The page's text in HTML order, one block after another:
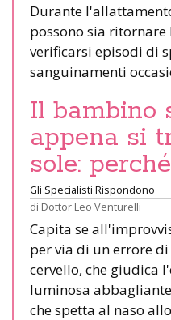
Durante
possono sia
verificarsi episodi di
sanguinamenti
Il bambino
appena si
sole:
Gli Specialisti Rispondono
di Dottor Leo Venturelli
Capita se
per via di un errore
cervello, che giudica
luminosa
che spetta al naso